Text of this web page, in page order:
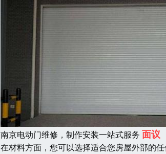
南京电动门维修，制作安装一站式服务 面议
在材料方面，您可以选择适合您房屋外部的